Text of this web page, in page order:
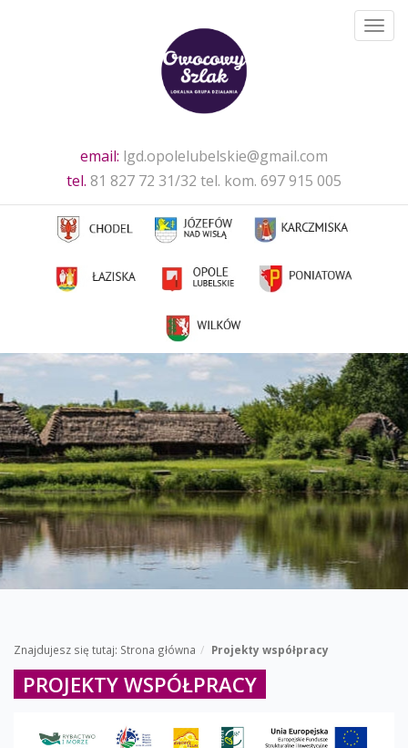
email: lgd.opolelubelskie@gmail.com
tel. 81 827 72 31/32 tel. kom. 697 915 005
Znajdujesz się tutaj: Strona główna Projekty współpracy
PROJEKTY WSPÓŁPRACY